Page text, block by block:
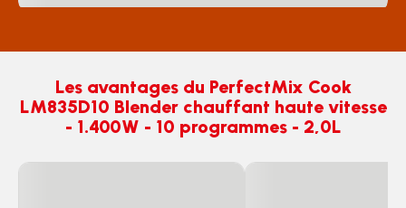
Les avantages du PerfectMix Cook
LM835D10 Blender chauffant haute vitesse
- 1.400W - 10 programmes - 2,0L